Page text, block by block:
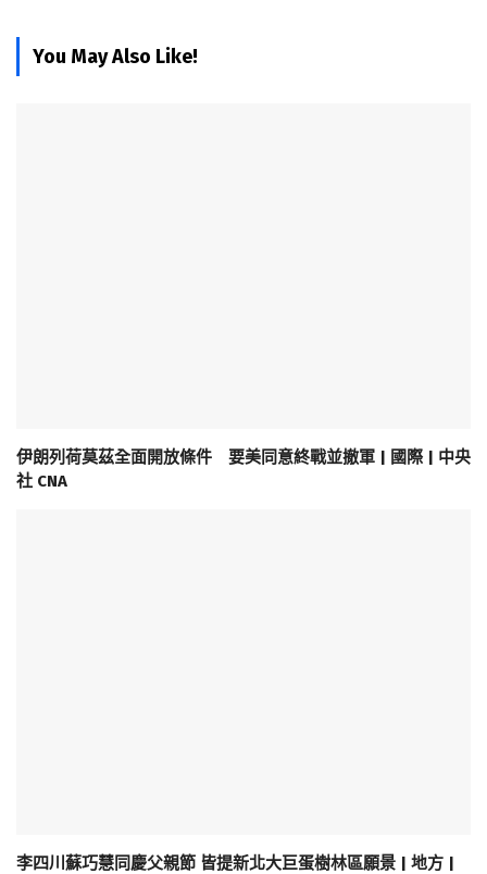
You May Also Like!
伊朗列荷莫茲全面開放條件 要美同意終戰並撤軍 | 國際 | 中央
社 CNA
李四川蘇巧慧同慶父親節 皆提新北大巨蛋樹林區願景 | 地方 |